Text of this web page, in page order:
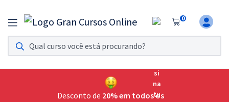
0
Assinatura Ilimitada 11
Acesso a todos os cursos. Teste grátis por 7 dias!
Assinatura OAB Até Passar
Acesso ilimitado a toda preparação para o Exame da
Desconto de 20% em todos os